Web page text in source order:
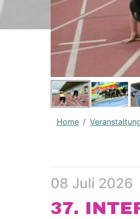
Home
08 Juli 2026
37.